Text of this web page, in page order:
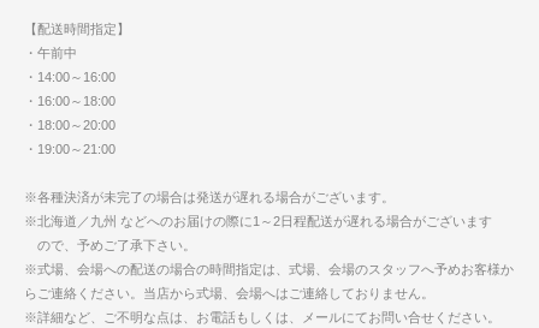
【配送時間指定】
・午前中
・14:00～16:00
・16:00～18:00
・18:00～20:00
・19:00～21:00
※各種決済が未完了の場合は発送が遅れる場合がございます。
※北海道／九州 などへのお届けの際に1～2日程配送が遅れる場合がございます
ので、予めご了承下さい。
※式場、会場への配送の場合の時間指定は、式場、会場のスタッフへ予めお客様か
らご連絡ください。当店から式場、会場へはご連絡しておりません。
※詳細など、ご不明な点は、お電話もしくは、メールにてお問い合せください。